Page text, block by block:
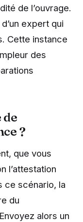
de l’ouvrage.
expert qui
Cette instance
des
de
?
que vous
l’attestation
ce scénario, la
du
alors un